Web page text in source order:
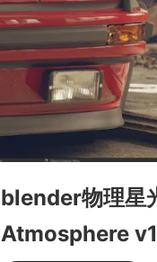
blender物理星
Atmosphere